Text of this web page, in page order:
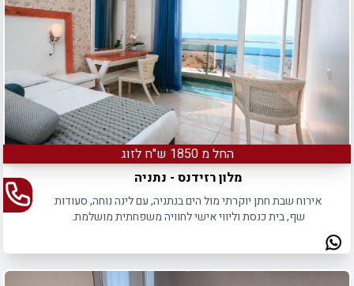
החל מ 1850 ש"ח לזוג
מלון רזידנס - נתניה
אירוח שבת חתן יוקרתי מול הים בנתניה, עם לינה נוחה, סעודות
שף, בית כנסת וליווי אישי לחוויה משפחתית מושלמת.